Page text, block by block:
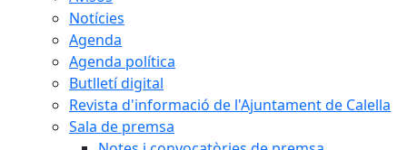
Notícies
Agenda
Agenda política
Butlletí digital
Revista d'informació de l'Ajuntament de Calella
Sala de premsa